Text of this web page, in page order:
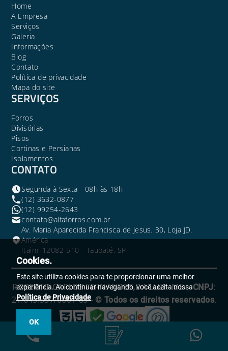
Home
A Empresa
Serviços
Galeria
Informações
Blog
Contato
Política de privacidade
Mapa do site
SERVIÇOS
Forros
Divisórias
Pisos
Cortinas e Persianas
Isolamentos
CONTATO
Segunda à Sexta - 08h às 18h
(12) 3632-0877
(12) 99254-2643
contato@alfaforros.com.br
Av. Maria Aparecida Francisca de Jesus, 30, Loja JD.
América
Itaim, 12082-510 - Taubaté, SP
ROBERTO CARLOS FERNANDES DA LUZ - ME |CNPJ:
21.645.537/0001-89 - © Todos os direitos reservados.
Cookies.
Este site utiliza cookies para te proporcionar uma melhor
experiência. Ao continuar navegando, você aceita nossa
Política de Privacidade
OK